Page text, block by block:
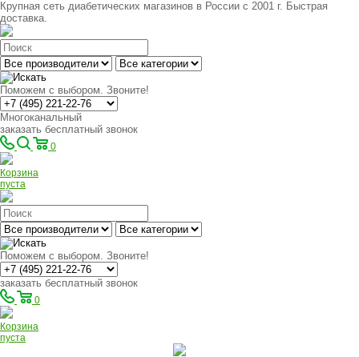
Крупная сеть диабетических магазинов в России с 2001 г. Быстрая
доставка.
Поможем с выбором. Звоните!
Многоканальный
заказать бесплатный звонок
0
Корзина
пуста
Поможем с выбором. Звоните!
заказать бесплатный звонок
0
Корзина
пуста